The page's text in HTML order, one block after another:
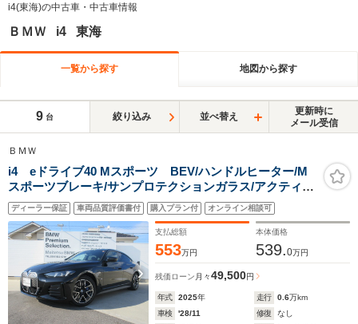
i4(東海)の中古車・中古車情報
ＢＭＷ i4 東海
一覧から探す 地図から探す
9 台 絞り込み 並べ替え
更新時に
メール受信
ＢＭＷ
i4 eドライブ40 Mスポーツ BEV/ハンドルヒーター/M
スポーツブレーキ/サンプロテクションガラス/アクティブ
クルーズコントロール/アップルカープレイ/18AW/デモカ
ー
ディーラー保証 車両品質評価書付 購入プラン付 オンライン相談可
支払総額
553万円
本体価格
539.0万円
残価ローン 月々49,500円
年式 2025年 走行 0.6万km
車検
'28/11 修復
なし